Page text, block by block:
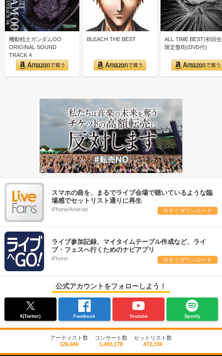
機動戦士ガンダムOO
ORIGINAL SOUND
TRACK 4
BLEACH THE BEST
ALL TIME BEST(初回
限定盤B)(DVD付)
スマホの曲を、まるでライブ会場で聴いているような臨
場感でセットリスト通りに再生
iPhone/Android 今すぐダウンロード
ライブ参加記録、マイタイムテーブル作成など、ライ
ブ・フェスへ行くためのナビアプリ
iPhone 今すぐダウンロード
公式アカウントをフォローしよう！
X(Twitter) Facebook Youtube Spotify
アーティスト数
126,666
コンサート数
1,493,178
セットリスト数
472,330